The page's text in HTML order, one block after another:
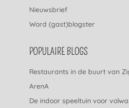
Nieuwsbrief
Word (gast)blogster
POPULAIRE BLOGS
Restaurants in de buurt van
ArenA
De indoor speeltuin voor